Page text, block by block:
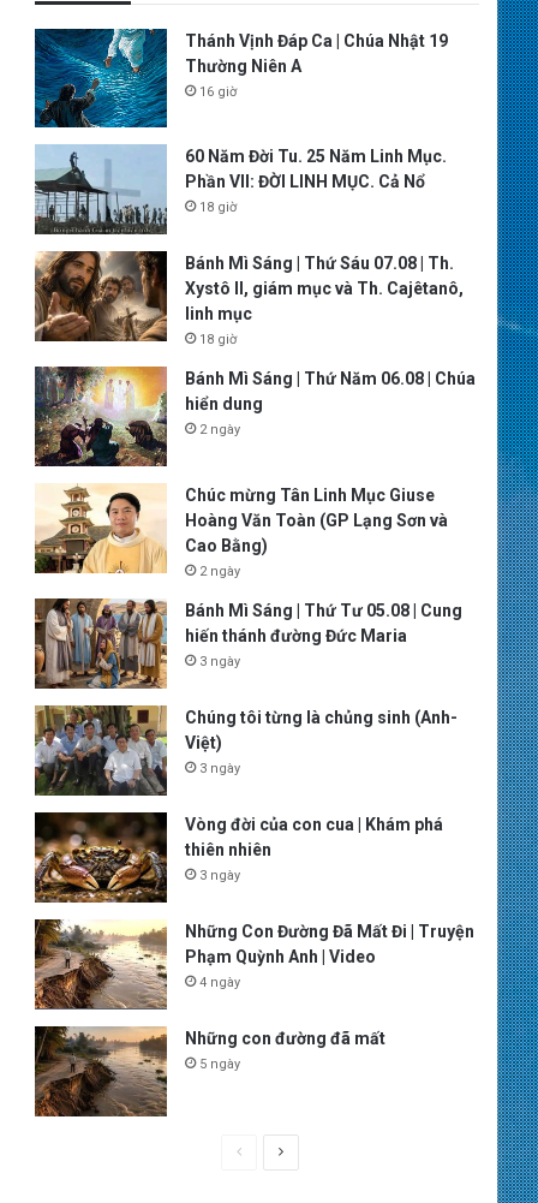
Thánh Vịnh Đáp Ca | Chúa Nhật 19
Thường Niên A
16 giờ
60 Năm Đời Tu. 25 Năm Linh Mục.
Phần VII: ĐỜI LINH MỤC. Cả Nổ
18 giờ
Bánh Mì Sáng | Thứ Sáu 07.08 | Th.
Xystô II, giám mục và Th. Cajêtanô,
linh mục
18 giờ
Bánh Mì Sáng | Thứ Năm 06.08 | Chúa
hiển dung
2 ngày
Chúc mừng Tân Linh Mục Giuse
Hoàng Văn Toàn (GP Lạng Sơn và
Cao Bằng)
2 ngày
Bánh Mì Sáng | Thứ Tư 05.08 | Cung
hiến thánh đường Đức Maria
3 ngày
Chúng tôi từng là chủng sinh (Anh-
Việt)
3 ngày
Vòng đời của con cua | Khám phá
thiên nhiên
3 ngày
Những Con Đường Đã Mất Đi | Truyện
Phạm Quỳnh Anh | Video
4 ngày
Những con đường đã mất
5 ngày